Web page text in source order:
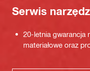
Serwis
20-letnia gwarancja
materiałowe oraz